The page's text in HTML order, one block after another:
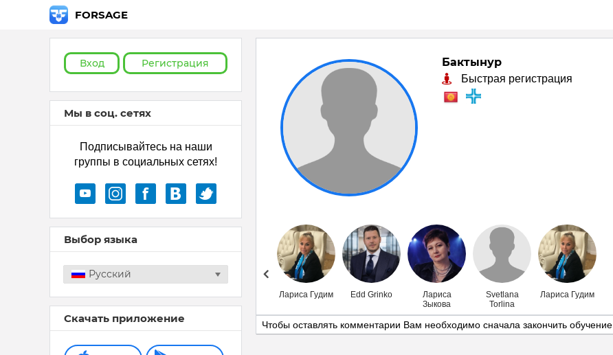
FORSAGE
Вход Регистрация
Мы в соц. сетях
Подписывайтесь на наши
группы в социальных сетях!
Выбор языка
Русский
Скачать приложение
Бактынур
Быстрая регистрация
Svetlana
Torlina
Лариса Гудим Edd Grinko
Лариса
Зыкова
Svetlana
Torlina
Лариса Гудим
Чтобы оставлять комментарии Вам необходимо сначала закончить обучение